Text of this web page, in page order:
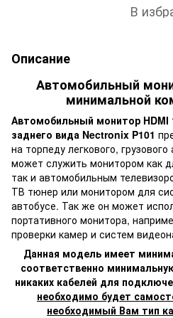
В
Описание
Автомобильный
минимальной
Автомобильный монитор
заднего вида Nectronix P101
на торпеду легкового,
может служить монитором как
так и автомобильным
ТВ тюнер или монитором для
автобусе. Так же он может
портативного монитора,
проверки камер и систем
Данная модель имеет
соответственно
никаких кабелей для
необходимо будет
необходимый Вам тип